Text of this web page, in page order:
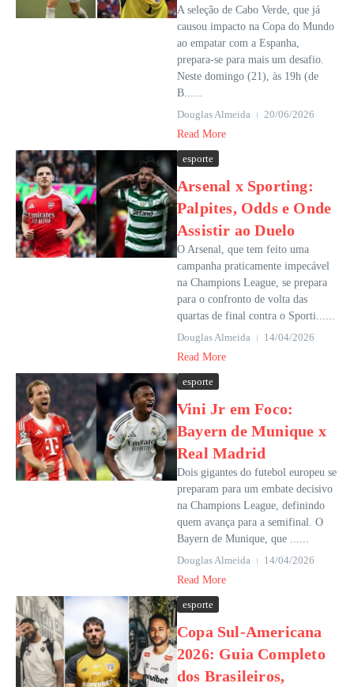
A seleção de Cabo Verde, que já
causou impacto na Copa do Mundo
ao empatar com a Espanha,
prepara-se para mais um desafio.
Neste domingo (21), às 19h (de
B......
Douglas Almeida
20/06/2026
Read More
esporte
Arsenal x Sporting:
Palpites, Odds e Onde
Assistir ao Duelo
O Arsenal, que tem feito uma
campanha praticamente impecável
na Champions League, se prepara
para o confronto de volta das
quartas de final contra o Sporti......
Douglas Almeida
14/04/2026
Read More
esporte
Vini Jr em Foco:
Bayern de Munique x
Real Madrid
Dois gigantes do futebol europeu se
preparam para um embate decisivo
na Champions League, definindo
quem avança para a semifinal. O
Bayern de Munique, que ......
Douglas Almeida
14/04/2026
Read More
esporte
Copa Sul-Americana
2026: Guia Completo
dos Brasileiros,